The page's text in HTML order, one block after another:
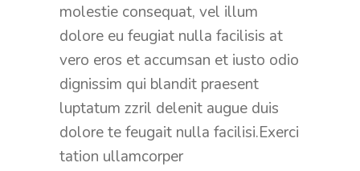
molestie consequat, vel illum
dolore eu feugiat nulla facilisis at
vero eros et accumsan et iusto odio
dignissim qui blandit praesent
luptatum zzril delenit augue duis
dolore te feugait nulla facilisi.Exerci
tation ullamcorper